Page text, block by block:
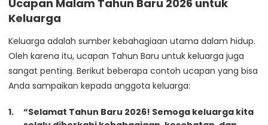
Ucapan Malam Tahun Baru 2026 untuk
Keluarga
Keluarga adalah sumber kebahagiaan utama dalam hidup.
Oleh karena itu, ucapan Tahun Baru untuk keluarga juga
sangat penting. Berikut beberapa contoh ucapan yang bisa
Anda sampaikan kepada anggota keluarga:
“Selamat Tahun Baru 2026! Semoga keluarga kita